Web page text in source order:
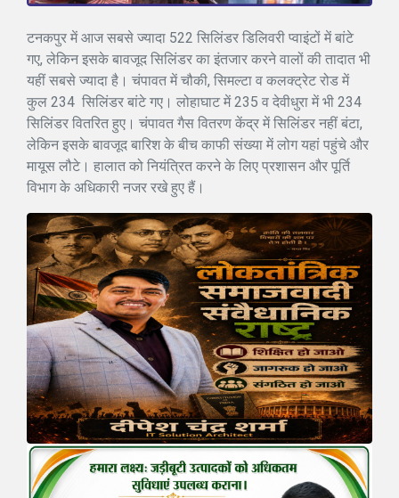
टनकपुर में आज सबसे ज्यादा 522 सिलिंडर डिलिवरी प्वाइंटों में बांटे
गए, लेकिन इसके बावजूद सिलिंडर का इंतजार करने वालों की तादात भी
यहीं सबसे ज्यादा है। चंपावत में चौकी, सिमल्टा व कलक्ट्रेट रोड में
कुल 234 सिलिंडर बांटे गए। लोहाघाट में 235 व देवीधुरा में भी 234
सिलिंडर वितरित हुए। चंपावत गैस वितरण केंद्र में सिलिंडर नहीं बंटा,
लेकिन इसके बावजूद बारिश के बीच काफी संख्या में लोग यहां पहुंचे और
मायूस लौटे। हालात को नियंत्रित करने के लिए प्रशासन और पूर्ति
विभाग के अधिकारी नजर रखे हुए हैं।